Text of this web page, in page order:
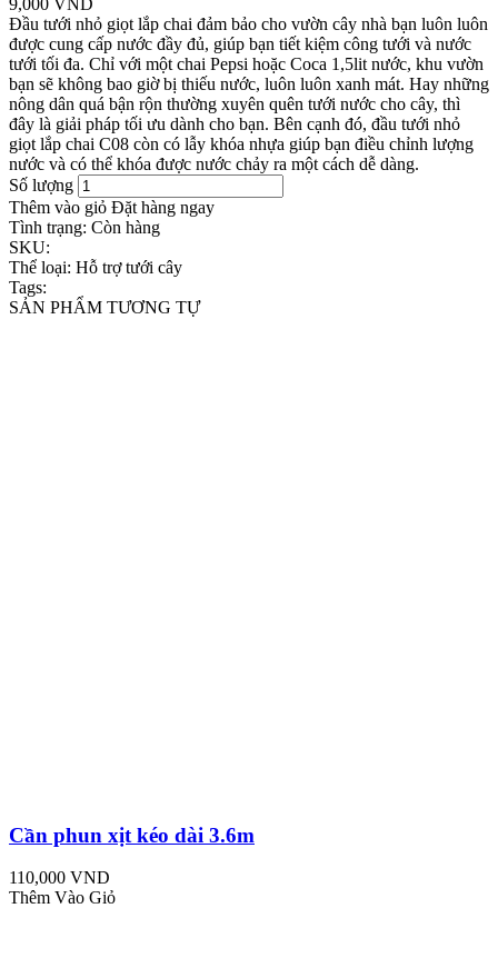
Đầu tưới nhỏ giọt lắp chai đảm bảo cho vườn cây nhà bạn luôn luôn
được cung cấp nước đầy đủ, giúp bạn tiết kiệm công tưới và nước
tưới tối đa. Chỉ với một chai Pepsi hoặc Coca 1,5lit nước, khu vườn
bạn sẽ không bao giờ bị thiếu nước, luôn luôn xanh mát. Hay những
nông dân quá bận rộn thường xuyên quên tưới nước cho cây, thì
đây là giải pháp tối ưu dành cho bạn. Bên cạnh đó, đầu tưới nhỏ
giọt lắp chai C08 còn có lẫy khóa nhựa giúp bạn điều chỉnh lượng
nước và có thể khóa được nước chảy ra một cách dễ dàng.
Số lượng
Thêm vào giỏ Đặt hàng ngay
Tình trạng: Còn hàng
SKU:
Thể loại: Hỗ trợ tưới cây
Tags:
SẢN PHẨM TƯƠNG TỰ
Cần phun xịt kéo dài 3.6m
110,000 VND
Thêm Vào Giỏ